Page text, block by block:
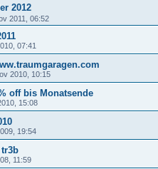
2012
2011, 06:52
07:41
2010, 10:15
off bis Monatsende
15:08
19:54
11:59